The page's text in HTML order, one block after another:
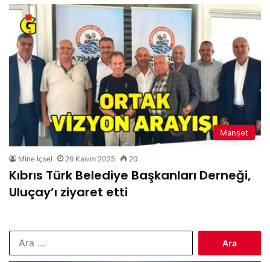
Manşet
Mine İçsel 26 Kasım 2025 20
Kıbrıs Türk Belediye Başkanları Derneği,
Uluçay’ı ziyaret etti